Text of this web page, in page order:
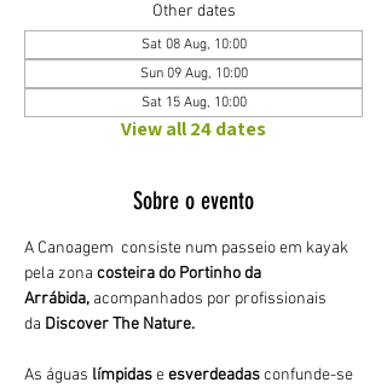
Other dates
Sat 08 Aug, 10:00
Sun 09 Aug, 10:00
Sat 15 Aug, 10:00
View all 24 dates
Sobre o evento
A Canoagem  consiste num passeio em kayak
pela zona costeira do Portinho da
Arrábida, acompanhados por profissionais
da Discover The Nature.
As águas límpidas e esverdeadas confunde-se